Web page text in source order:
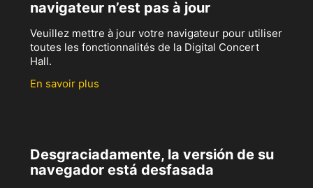
navigateur n’est pas à jour
Veuillez mettre à jour votre navigateur pour utiliser
toutes les fonctionnalités de la Digital Concert
Hall.
En savoir plus
Desgraciadamente, la versión de su
navegador está desfasada